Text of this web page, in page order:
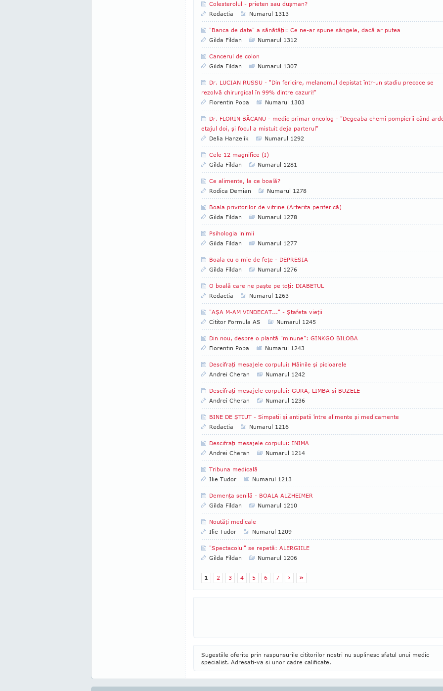
Colesterolul - prieten sau duşman?
Redactia
Numarul 1313
"Banca de date" a sănătăţii: Ce ne-ar spune sângele, dacă ar putea
Gilda Fildan
Numarul 1312
Cancerul de colon
Gilda Fildan
Numarul 1307
Dr. LUCIAN RUSSU - "Din fericire, melanomul depistat într-un stadiu precoce se
rezolvă chirurgical în 99% dintre cazuri!"
Florentin Popa
Numarul 1303
Dr. FLORIN BĂCANU - medic primar oncolog - "Degeaba chemi pompierii când
etajul doi, şi focul a mistuit deja parterul"
Delia Hanzelik
Numarul 1292
Cele 12 magnifice (I)
Gilda Fildan
Numarul 1281
Ce alimente, la ce boală?
Rodica Demian
Numarul 1278
Boala privitorilor de vitrine (Arterita periferică)
Gilda Fildan
Numarul 1278
Psihologia inimii
Gilda Fildan
Numarul 1277
Boala cu o mie de feţe - DEPRESIA
Gilda Fildan
Numarul 1276
O boală care ne paşte pe toţi: DIABETUL
Redactia
Numarul 1263
"AŞA M-AM VINDECAT..." - Ştafeta vieţii
Cititor Formula AS
Numarul 1245
Din nou, despre o plantă "minune": GINKGO BILOBA
Florentin Popa
Numarul 1243
Descifraţi mesajele corpului: Mâinile şi picioarele
Andrei Cheran
Numarul 1242
Descifraţi mesajele corpului: GURA, LIMBA şi BUZELE
Andrei Cheran
Numarul 1236
BINE DE ŞTIUT - Simpatii şi antipatii între alimente şi medicamente
Redactia
Numarul 1216
Descifraţi mesajele corpului: INIMA
Andrei Cheran
Numarul 1214
Tribuna medicală
Ilie Tudor
Numarul 1213
Demenţa senilă - BOALA ALZHEIMER
Gilda Fildan
Numarul 1210
Noutăţi medicale
Ilie Tudor
Numarul 1209
"Spectacolul" se repetă: ALERGIILE
Gilda Fildan
Numarul 1206
1 2 3 4 5 6 7 › »
Sugestiile oferite prin raspunsurile cititorilor nostri nu suplinesc sfatul unui medic
specialist. Adresati-va si unor cadre calificate.